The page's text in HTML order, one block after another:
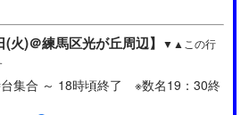
火)＠練馬区光が丘周辺】 ▼▲この行
集合 ～ 18時頃終了 ※数名19：30終